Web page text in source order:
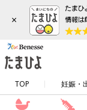
×
TOP 妊娠・